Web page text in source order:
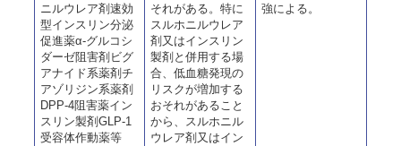
ニルウレア剤速効
型インスリン分泌
促進薬α-グルコシ
ダーゼ阻害剤ビグ
アナイド系薬剤チ
アゾリジン系薬剤
DPP-4阻害薬イン
スリン製剤GLP-1
受容体作動薬等
それがある。特に
スルホニルウレア
剤又はインスリン
製剤と併用する場
合、低血糖発現の
リスクが増加する
おそれがあること
から、スルホニル
ウレア剤又はイン
強による。